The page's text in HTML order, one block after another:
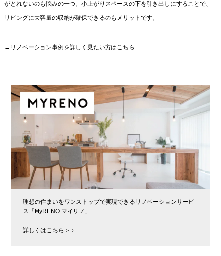
がとれないのも悩みの一つ。小上がりスペースの下を引き出しにすることで、
リビングに大容量の収納が確保できるのもメリットです。
→リノベーション事例を詳しく見たい方はこちら
理想の住まいをワンストップで実現できるリノベーションサービ
ス「MyRENO マイリノ」
詳しくはこちら＞＞